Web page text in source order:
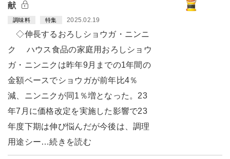
献
調味料 特集 2025.02.19
◇伸長するおろしショウガ・ニンニ
ク ハウス食品の家庭用おろしショウ
ガ・ニンニクは昨年9月までの1年間の
金額ベースでショウガが前年比4％
減、ニンニクが同1％増となった。23
年7月に価格改定を実施した影響で23
年度下期は伸び悩んだが今後は、調理
用途シー…続きを読む